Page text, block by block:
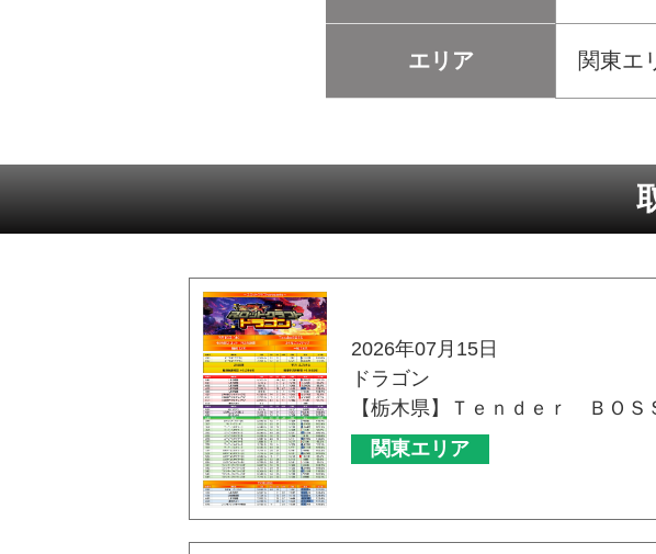
エリア 関東エ
2026年07月15日
ドラゴン
【栃木県】Ｔｅｎｄｅｒ ＢＯＳ
関東エリア